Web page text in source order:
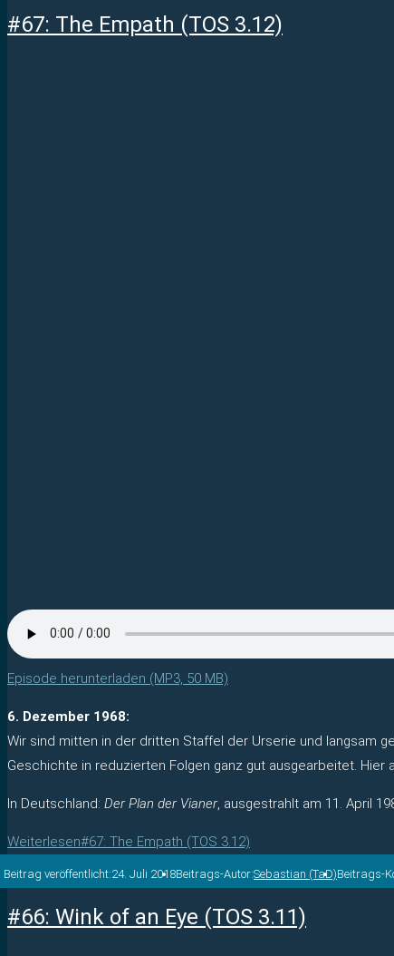
#67: The Empath (TOS 3.12)
Episode herunterladen (MP3, 50 MB)
6. Dezember 1968:
Wir sind mitten in der dritten Staffel der Urserie und langsam
Geschichte in reduzierten Folgen ganz gut ausgearbeitet. Hier
In Deutschland: Der Plan der Vianer, ausgestrahlt am 11. April
Weiterlesen#67: The Empath (TOS 3.12)
Beitrag veröffentlicht:24. Juli 2018Beitrags-Autor:Sebastian (TaD)Beitrags-
#66: Wink of an Eye (TOS 3.11)